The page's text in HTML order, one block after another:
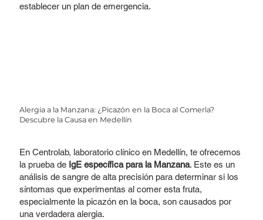
establecer un plan de emergencia.
Alergia a la Manzana: ¿Picazón en la Boca al Comerla?
Descubre la Causa en Medellín
En Centrolab, laboratorio clínico en Medellín, te ofrecemos
la prueba de IgE específica para la Manzana. Este es un
análisis de sangre de alta precisión para determinar si los
síntomas que experimentas al comer esta fruta,
especialmente la picazón en la boca, son causados por
una verdadera alergia.